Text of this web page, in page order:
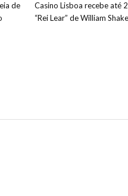
de
Casino Lisboa recebe até
“Rei Lear” de William